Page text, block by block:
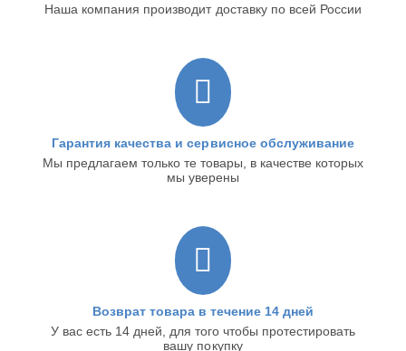
Наша компания производит доставку по всей России
Гарантия качества и сервисное обслуживание
Мы предлагаем только те товары, в качестве которых
мы уверены
Возврат товара в течение 14 дней
У вас есть 14 дней, для того чтобы протестировать
вашу покупку